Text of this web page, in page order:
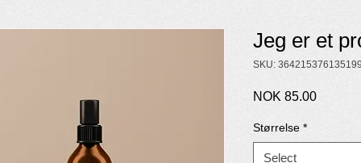
Jeg er et
SKU:
NOK 85.00Price
Størrelse *
Select